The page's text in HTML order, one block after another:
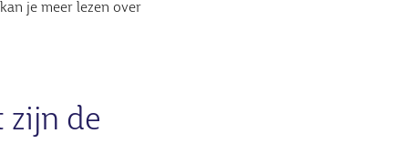
je meer lezen over
zijn de